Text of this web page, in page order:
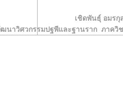
เชิดพันธุ์ อมร
นาวิศวกรรมปฐพีและฐานราก ภาค